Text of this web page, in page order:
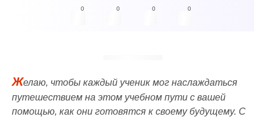
0 0 0 0
Желаю, чтобы каждый ученик мог наслаждаться
путешествием на этом учебном пути с вашей
помощью, как они готовятся к своему будущему. С